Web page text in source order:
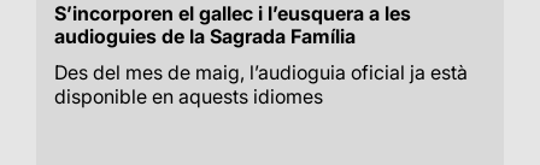
S’incorporen el gallec i l’eusquera a les
audioguies de la Sagrada Família
Des del mes de maig, l’audioguia oficial ja està
disponible en aquests idiomes